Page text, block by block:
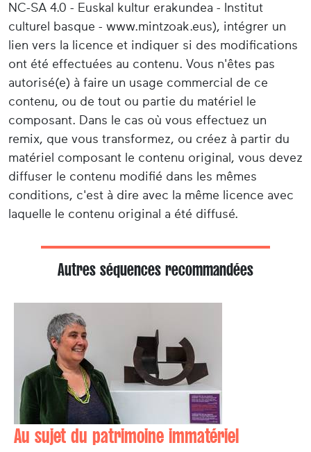
NC-SA 4.0 - Euskal kultur erakundea - Institut
culturel basque - www.mintzoak.eus), intégrer un
lien vers la licence et indiquer si des modifications
ont été effectuées au contenu. Vous n'êtes pas
autorisé(e) à faire un usage commercial de ce
contenu, ou de tout ou partie du matériel le
composant. Dans le cas où vous effectuez un
remix, que vous transformez, ou créez à partir du
matériel composant le contenu original, vous devez
diffuser le contenu modifié dans les mêmes
conditions, c'est à dire avec la même licence avec
laquelle le contenu original a été diffusé.
Autres séquences recommandées
Au sujet du patrimoine immatériel